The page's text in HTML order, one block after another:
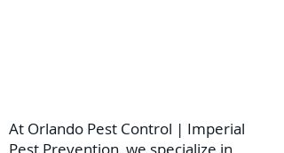
At Orlando Pest Control | Imperial